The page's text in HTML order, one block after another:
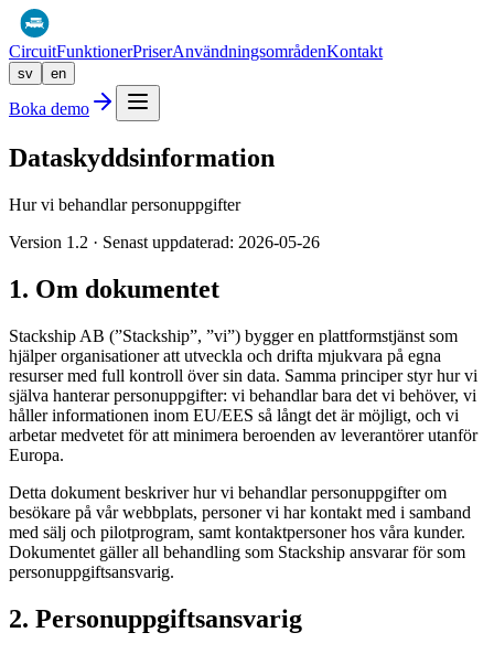
CircuitFunktionerPriserAnvändningsområdenKontakt
sv en
Boka demo
Dataskyddsinformation
Hur vi behandlar personuppgifter
Version 1.2 · Senast uppdaterad: 2026-05-26
1. Om dokumentet
Stackship AB (”Stackship”, ”vi”) bygger en plattformstjänst som
hjälper organisationer att utveckla och drifta mjukvara på egna
resurser med full kontroll över sin data. Samma principer styr hur vi
själva hanterar personuppgifter: vi behandlar bara det vi behöver, vi
håller informationen inom EU/EES så långt det är möjligt, och vi
arbetar medvetet för att minimera beroenden av leverantörer utanför
Europa.
Detta dokument beskriver hur vi behandlar personuppgifter om
besökare på vår webbplats, personer vi har kontakt med i samband
med sälj och pilotprogram, samt kontaktpersoner hos våra kunder.
Dokumentet gäller all behandling som Stackship ansvarar för som
personuppgiftsansvarig.
2. Personuppgiftsansvarig